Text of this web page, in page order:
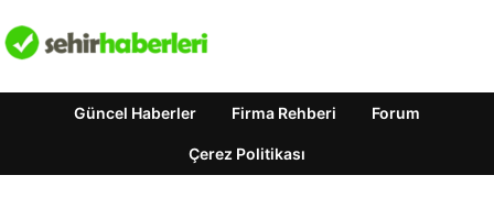
Güncel Haberler Firma Rehberi Forum
Çerez Politikası